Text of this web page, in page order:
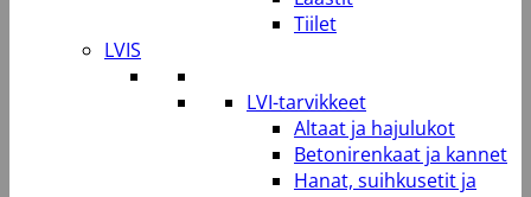
Tiilet
LVIS
LVI-tarvikkeet
Altaat ja hajulukot
Betonirenkaat ja kannet
Hanat, suihkusetit ja